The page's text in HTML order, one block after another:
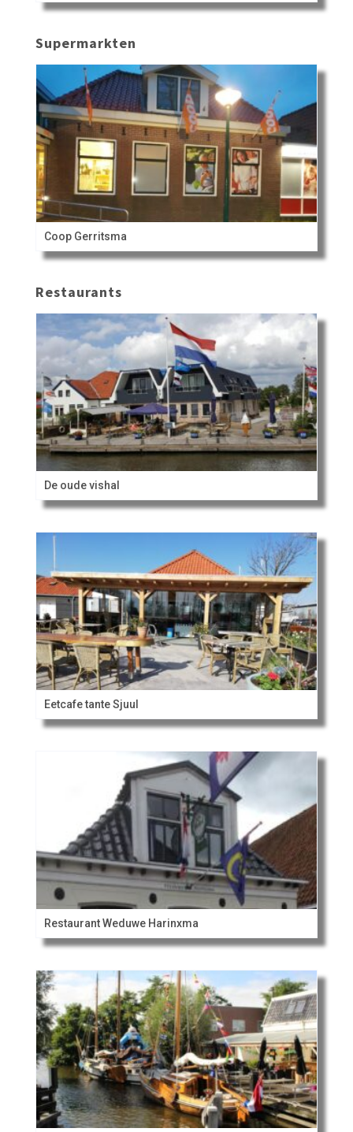
Supermarkten
Coop Gerritsma
Restaurants
De oude vishal
Eetcafe tante Sjuul
Restaurant Weduwe Harinxma